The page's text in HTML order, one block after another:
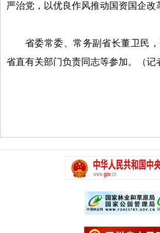
严治党，以优良作风推动国资国企改
省委常委、常务副省长董卫民
省直有关部门负责同志等参加。（记